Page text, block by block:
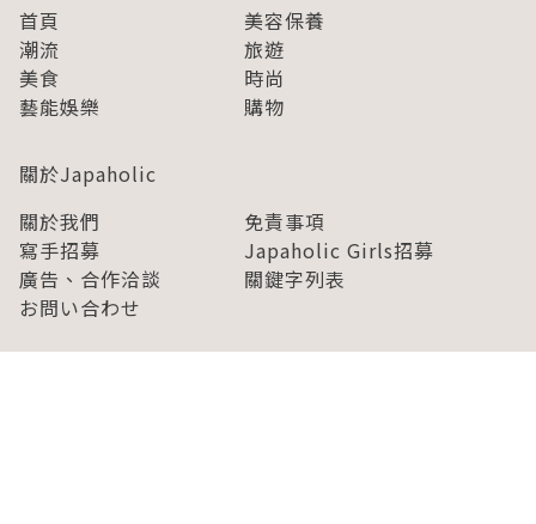
首頁
美容保養
潮流
旅遊
美食
時尚
藝能娛樂
購物
關於Japaholic
關於我們
免責事項
寫手招募
Japaholic Girls招募
廣告、合作洽談
關鍵字列表
お問い合わせ